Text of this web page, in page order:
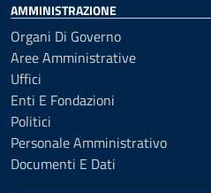
AMMINISTRAZIONE
Organi Di Governo
Aree Amministrative
Uffici
Enti E Fondazioni
Politici
Personale Amministrativo
Documenti E Dati